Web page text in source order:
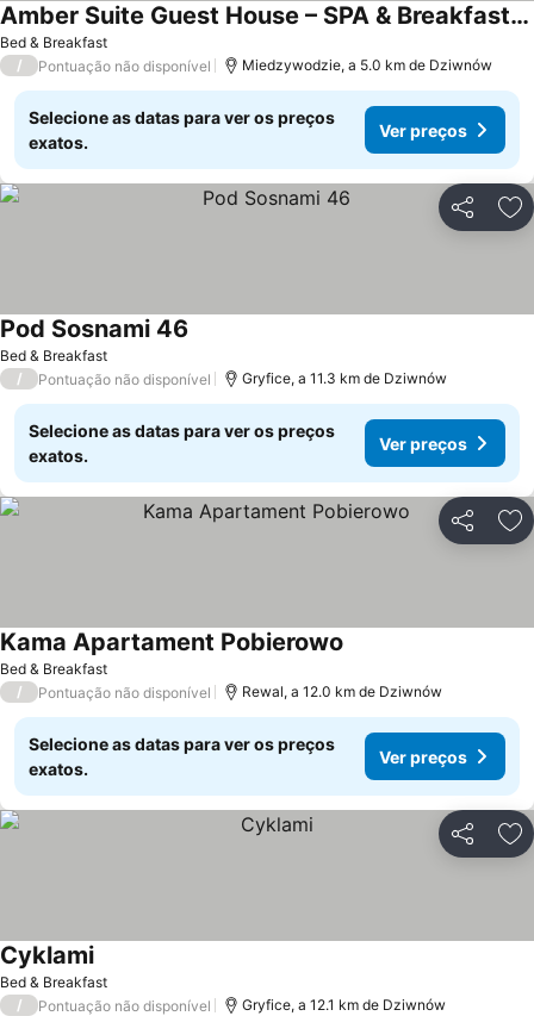
Bed & Breakfast
Amber Suite Guest House – SPA & Breakfast | Adults Only
/ Pontuação não disponível Miedzywodzie, a 5.0 km de Dziwnów
Selecione as datas para ver os preços
exatos.
Ver preços
Partilhar
Bed & Breakfast
Pod Sosnami 46
/ Pontuação não disponível Gryfice, a 11.3 km de Dziwnów
Selecione as datas para ver os preços
exatos.
Ver preços
Partilhar
Bed & Breakfast
Kama Apartament Pobierowo
/ Pontuação não disponível Rewal, a 12.0 km de Dziwnów
Selecione as datas para ver os preços
exatos.
Ver preços
Partilhar
Bed & Breakfast
Cyklami
/ Pontuação não disponível Gryfice, a 12.1 km de Dziwnów